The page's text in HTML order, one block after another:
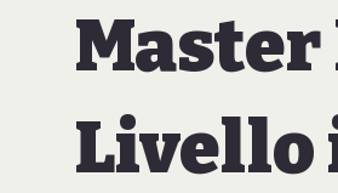
Master
Livello